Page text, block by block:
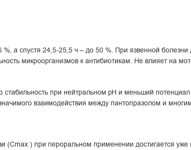
а спустя 24,5-25,5 ч – до 50 %. При язвенной болезни
микроорганизмов к антибиотикам. Не влияет на
при нейтральном pH и меньший
взаимодействия между пантопразолом и
(Сmах ) при пероральном применении достигается